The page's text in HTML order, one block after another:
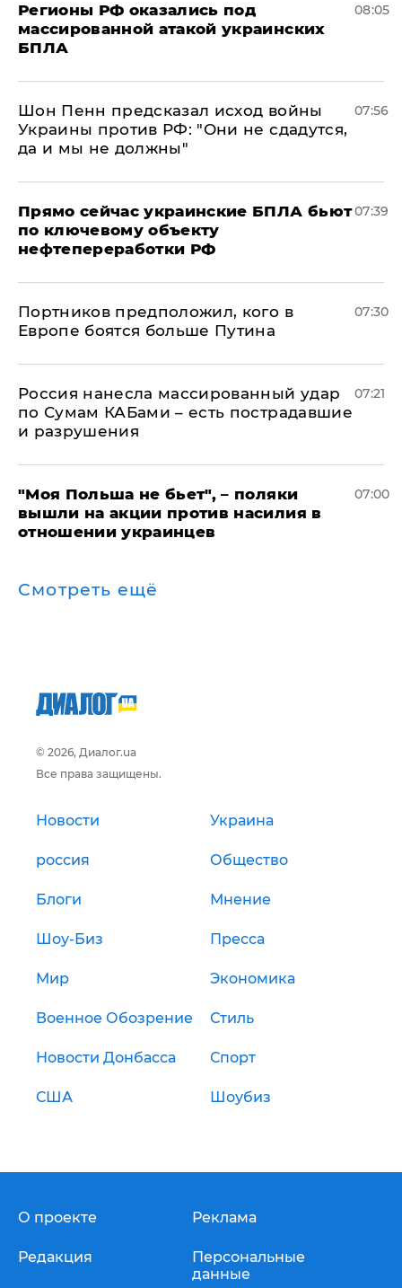
Регионы РФ оказались под
массированной атакой украинских
БПЛА
08:05
Шон Пенн предсказал исход войны
Украины против РФ: "Они не сдадутся,
да и мы не должны"
07:56
Прямо сейчас украинские БПЛА бьют
по ключевому объекту
нефтепереработки РФ
07:39
Портников предположил, кого в
Европе боятся больше Путина
07:30
Россия нанесла массированный удар
по Сумам КАБами – есть пострадавшие
и разрушения
07:21
"Моя Польша не бьет", – поляки
вышли на акции против насилия в
отношении украинцев
07:00
Смотреть ещё
© 2026, Диалог.ua
Все права защищены.
Новости Украина
россия Общество
Блоги Мнение
Шоу-Биз Пресса
Мир Экономика
Военное Обозрение Стиль
Новости Донбасса Спорт
США Шоубиз
О проекте
Редакция
Реклама
Персональные
данные